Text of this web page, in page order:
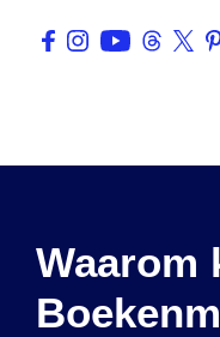
Waarom